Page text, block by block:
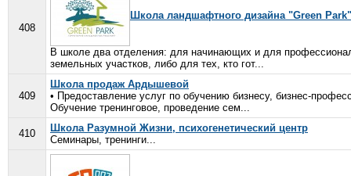
408
Школа ландшафтного дизайна "Green Park"
В школе два отделения: для начинающих и для
земельных участков, либо для тех, кто гот...
409
Школа продаж Ардышевой
• Предоставление услуг по обучению бизнесу, бизнес-
Обучение тренинговое, проведение сем...
410
Школа Разумной Жизни, психогенетический центр
Семинары, тренинги...